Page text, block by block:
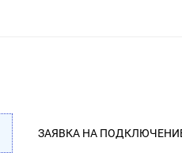
ЗАЯВКА НА